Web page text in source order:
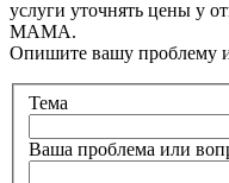
услуги уточнять цены у
МАМА.
Опишите вашу проблему
Тема
Ваша проблема или